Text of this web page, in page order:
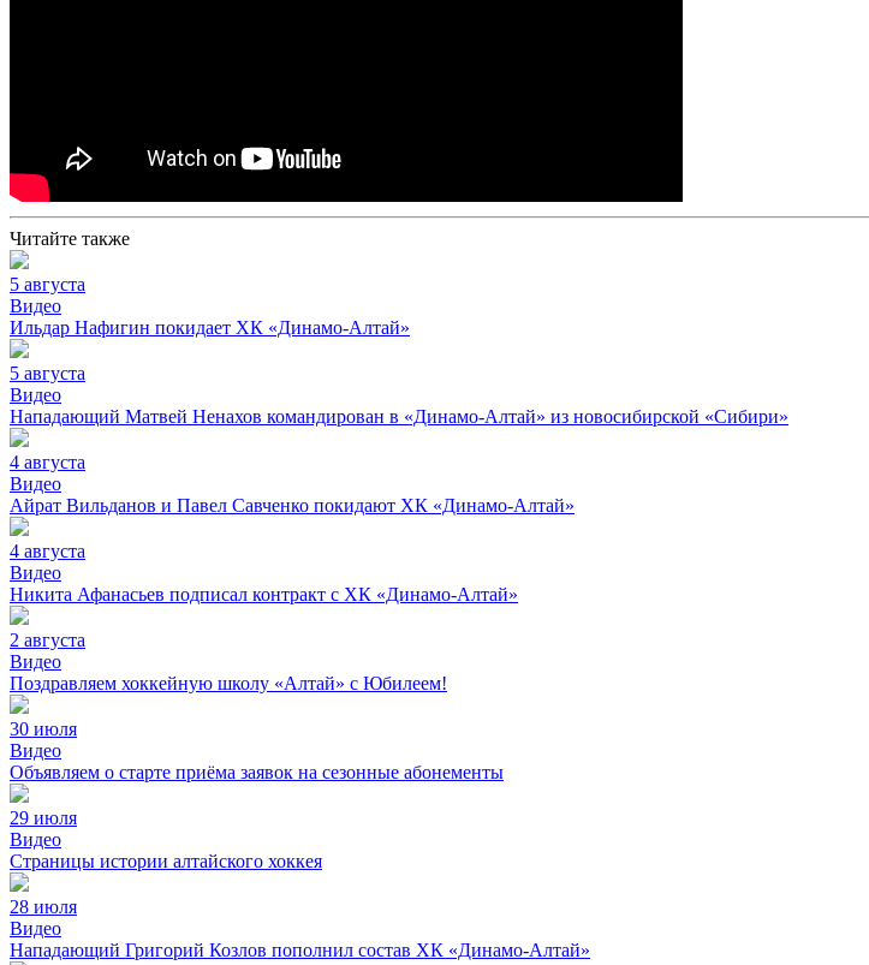
Читайте также
5 августа
Видео
Ильдар Нафигин покидает ХК «Динамо-Алтай»
5 августа
Видео
Нападающий Матвей Ненахов командирован в «Динамо-Алтай» из новосибирской «Сибири»
4 августа
Видео
Айрат Вильданов и Павел Савченко покидают ХК «Динамо-Алтай»
4 августа
Видео
Никита Афанасьев подписал контракт с ХК «Динамо-Алтай»
2 августа
Видео
Поздравляем хоккейную школу «Алтай» с Юбилеем!
30 июля
Видео
Объявляем о старте приёма заявок на сезонные абонементы
29 июля
Видео
Страницы истории алтайского хоккея
28 июля
Видео
Нападающий Григорий Козлов пополнил состав ХК «Динамо-Алтай»